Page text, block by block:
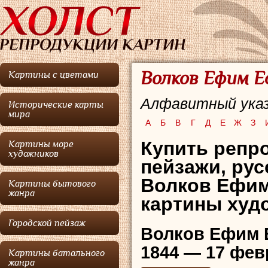
Картины с цветами
Исторические карты
мира
Картины море
художников
Картины бытового
жанра
Городской пейзаж
Картины батального
жанра
Волков Ефим
Алфавитный
А Б В Г Д Е Ж З
Купить
пейзажи,
Волков
картины
Волков Ефим
1844 — 17